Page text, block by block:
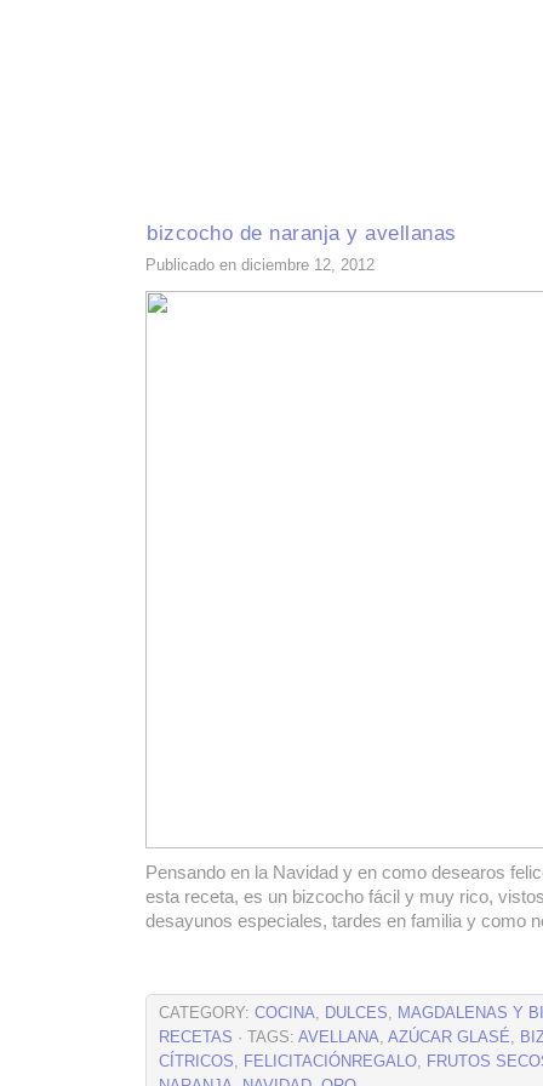
bizcocho de naranja y avellanas
Publicado en diciembre 12, 2012
Pensando en la Navidad y en como desearos
esta receta, es un bizcocho fácil y muy rico,
desayunos especiales, tardes en familia y como
CATEGORY: COCINA, DULCES, MAGDALENAS Y
RECETAS · TAGS: AVELLANA, AZÚCAR GLASÉ,
CÍTRICOS, FELICITACIÓNREGALO, FRUTOS